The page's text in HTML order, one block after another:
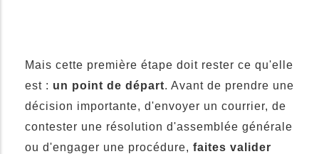
Mais cette première étape doit rester ce qu'elle
est : un point de départ. Avant de prendre une
décision importante, d'envoyer un courrier, de
contester une résolution d'assemblée générale
ou d'engager une procédure, faites valider